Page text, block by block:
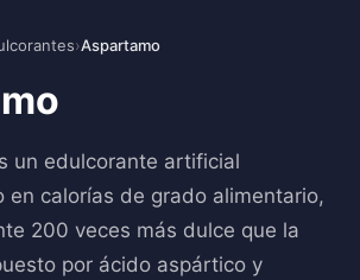
›Aspartamo
un edulcorante artificial
en calorías de grado alimentario,
200 veces más dulce que la
por ácido aspártico y